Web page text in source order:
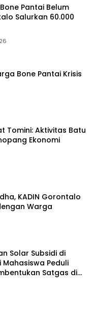
Pantai Belum
Salurkan 60.000
Bone Pantai Krisis
Tomini: Aktivitas Batu
Ekonomi
KADIN Gorontalo
Warga
Solar Subsidi di
Peduli
Satgas di